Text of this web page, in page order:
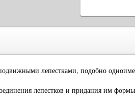
лепестками, подобно
лепестков и придания им